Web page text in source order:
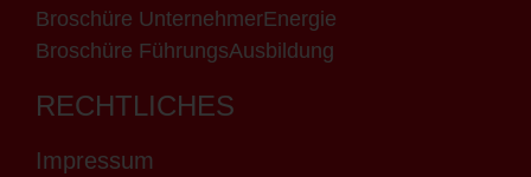
Broschüre UnternehmerEnergie
Broschüre FührungsAusbildung
RECHTLICHES
Impressum